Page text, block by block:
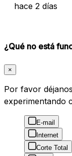
hace 2 días
¿Qué no está
×
Por favor
experimentando
E-mail
Internet
Corte Total